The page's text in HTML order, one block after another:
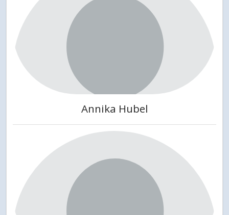
Annika Hubel